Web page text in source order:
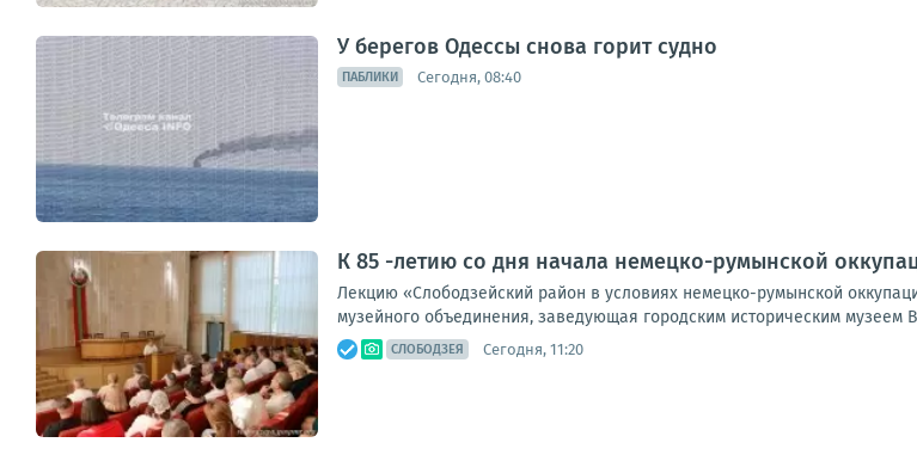
У берегов Одессы снова горит судно
ПАБЛИКИ Сегодня, 08:40
К 85 -летию со дня начала немецко-румынской
Лекцию «Слободзейский район в условиях немецко-румынской
музейного объединения, заведующая городским историческим музеем
СЛОБОДЗЕЯ Сегодня, 11:20